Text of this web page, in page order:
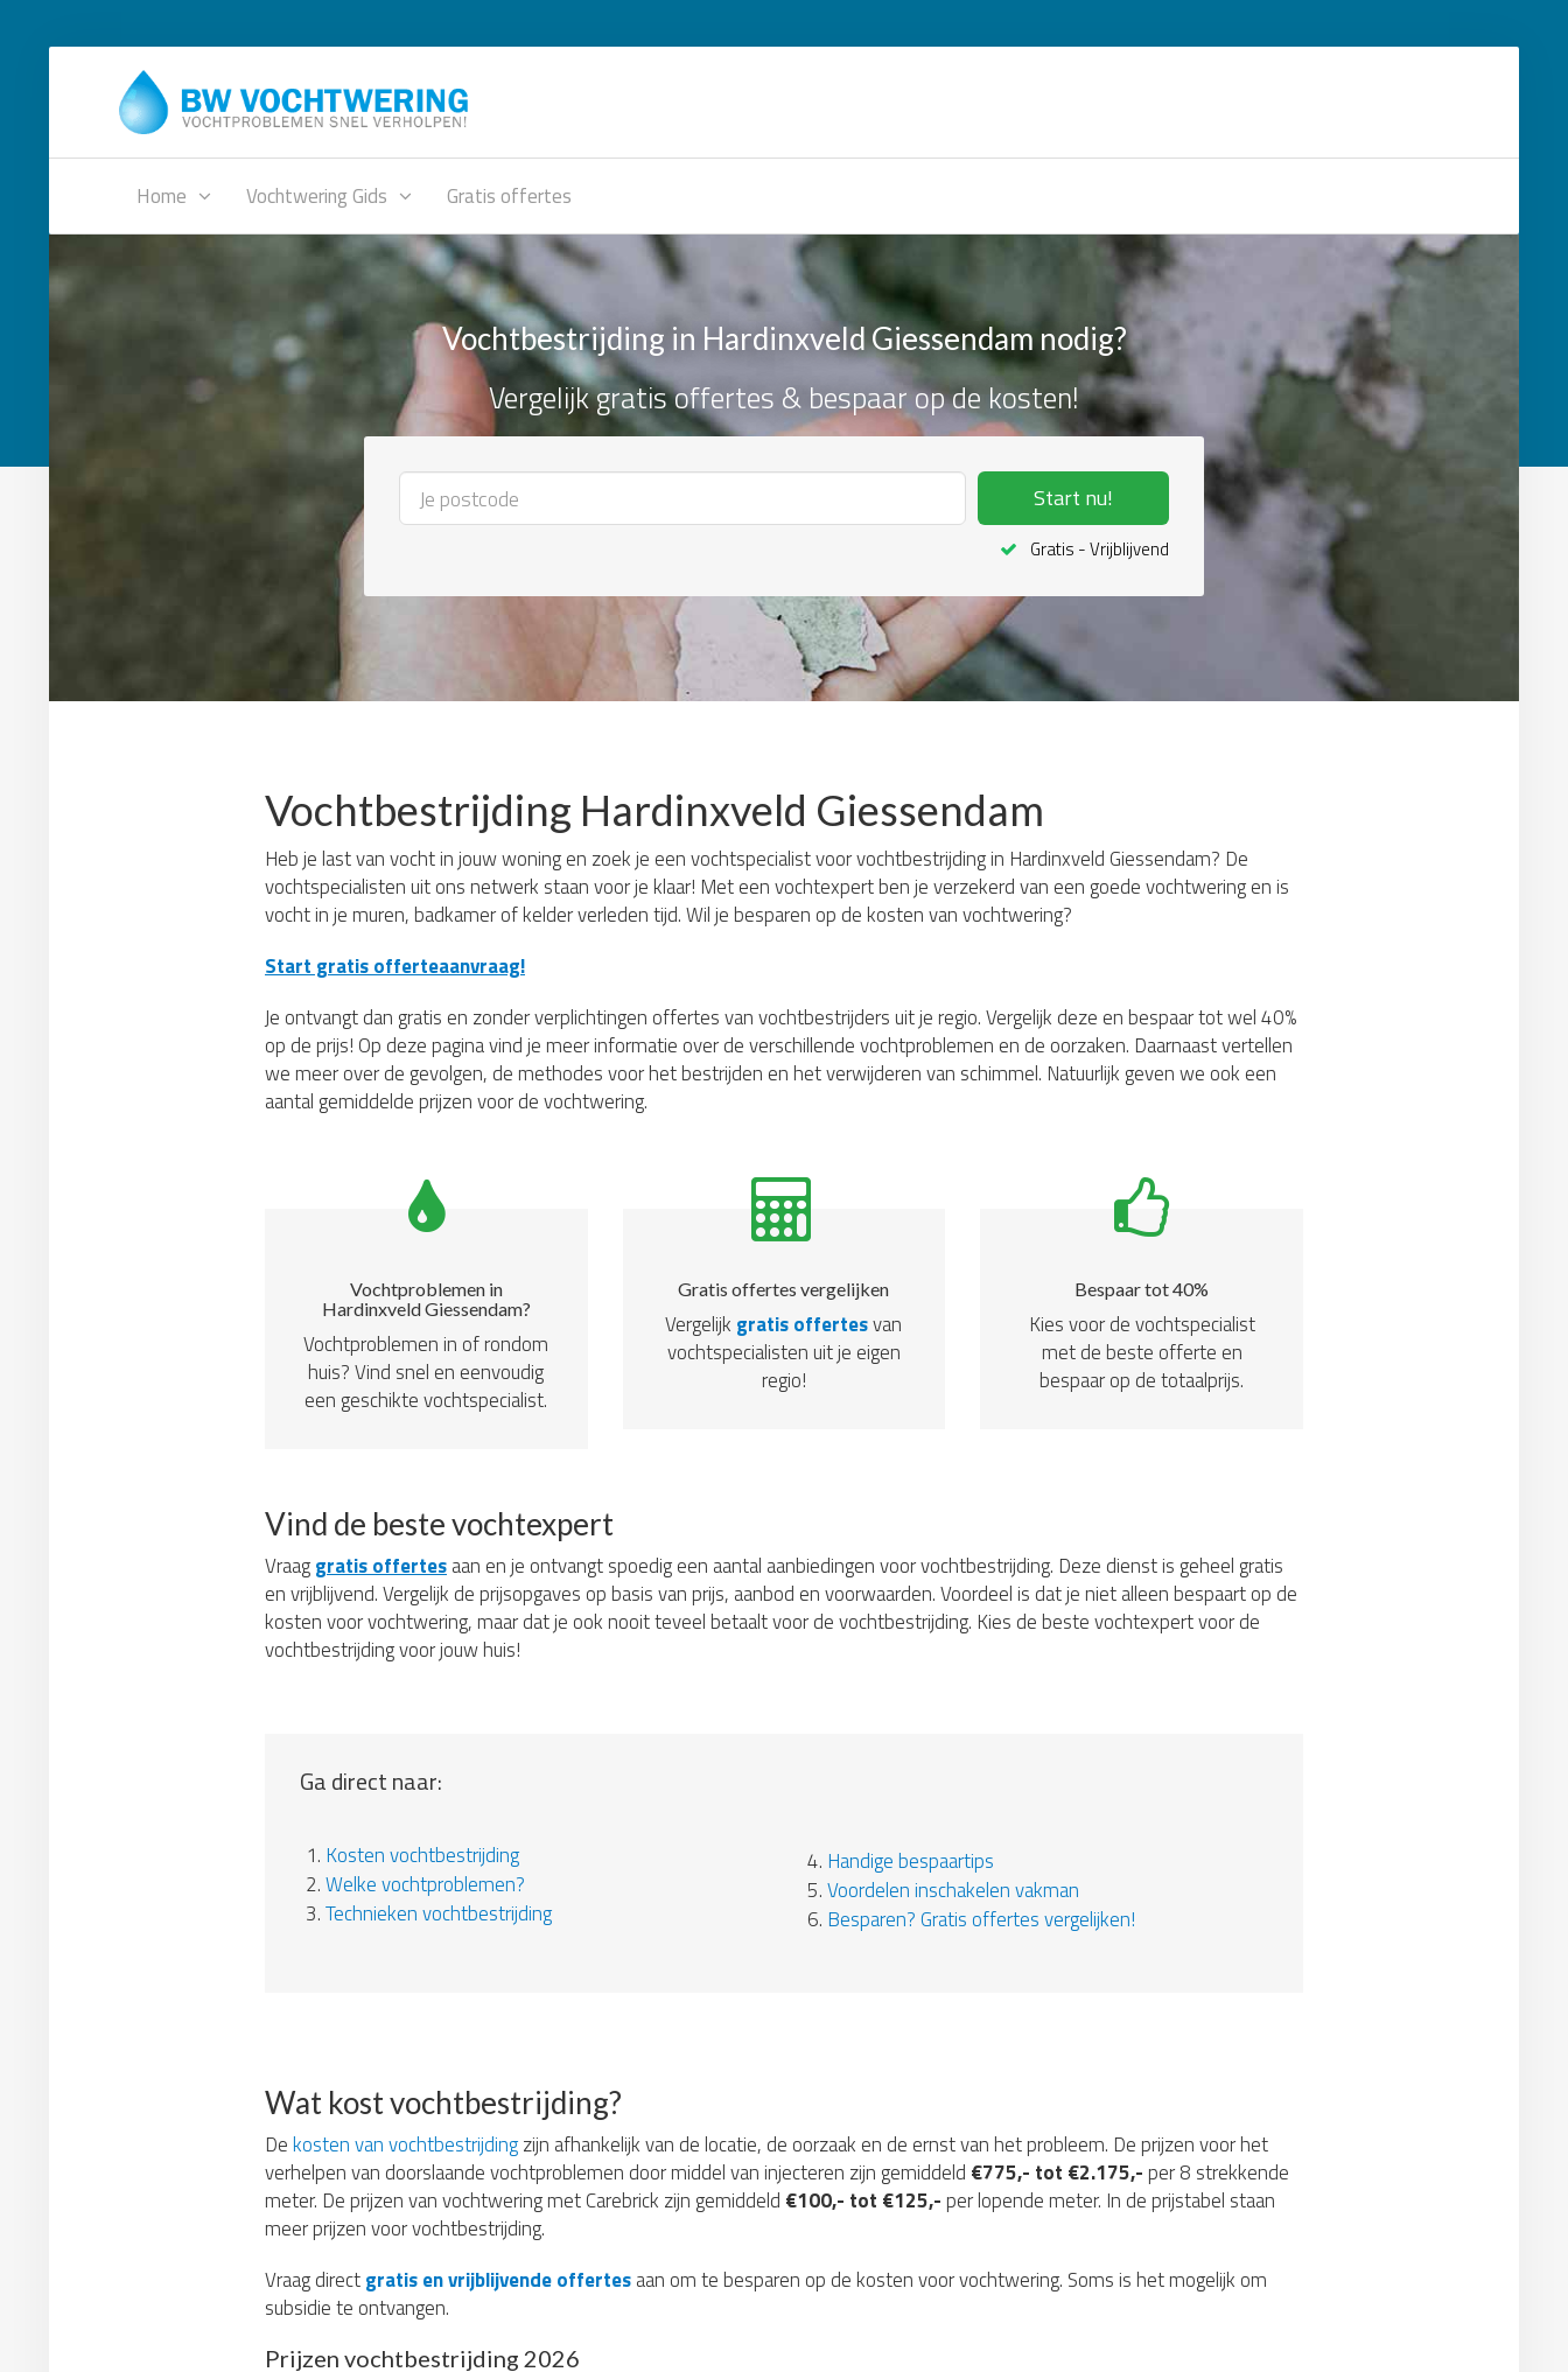
Home Vochtwering Gids Gratis offertes
Vochtbestrijding in Hardinxveld Giessendam nodig?
Vergelijk gratis offertes & bespaar op de kosten!
Start nu!
Gratis - Vrijblijvend
Vochtbestrijding Hardinxveld Giessendam
Heb je last van vocht in jouw woning en zoek je een vochtspecialist voor vochtbestrijding in Hardinxveld Giessendam? De
vochtspecialisten uit ons netwerk staan voor je klaar! Met een vochtexpert ben je verzekerd van een goede vochtwering en is
vocht in je muren, badkamer of kelder verleden tijd. Wil je besparen op de kosten van vochtwering?
Start gratis offerteaanvraag!
Je ontvangt dan gratis en zonder verplichtingen offertes van vochtbestrijders uit je regio. Vergelijk deze en bespaar tot wel 40%
op de prijs! Op deze pagina vind je meer informatie over de verschillende vochtproblemen en de oorzaken. Daarnaast vertellen
we meer over de gevolgen, de methodes voor het bestrijden en het verwijderen van schimmel. Natuurlijk geven we ook een
aantal gemiddelde prijzen voor de vochtwering.
Vochtproblemen in
Hardinxveld Giessendam?
Vochtproblemen in of rondom
huis? Vind snel en eenvoudig
een geschikte vochtspecialist.
Gratis offertes vergelijken
Vergelijk gratis offertesvan
vochtspecialisten uit je eigen
regio!
Bespaar tot 40%
Kies voor de vochtspecialist
met de beste offerte en
bespaar op de totaalprijs.
Vind de beste vochtexpert
Vraaggratis offertesaan en je ontvangt spoedig een aantal aanbiedingen voor vochtbestrijding. Deze dienst is geheel gratis
en vrijblijvend. Vergelijk de prijsopgaves op basis van prijs, aanbod en voorwaarden. Voordeel is dat je niet alleen bespaart op de
kosten voor vochtwering, maar dat je ook nooit teveel betaalt voor de vochtbestrijding. Kies de beste vochtexpert voor de
vochtbestrijding voor jouw huis!
Ga direct naar:
1. Kosten vochtbestrijding
2.Welke vochtproblemen?
3.Technieken vochtbestrijding
4. Handige bespaartips
5.Voordelen inschakelen vakman
6. Besparen? Gratis offertes vergelijken!
Wat kost vochtbestrijding?
Dekosten van vochtbestrijdingzijn afhankelijk van de locatie, de oorzaak en de ernst van het probleem. De prijzen voor het
verhelpen van doorslaande vochtproblemen door middel van injecteren zijn gemiddeld €775,- tot €2.175,- per 8 strekkende
meter. De prijzen van vochtwering met Carebrick zijn gemiddeld €100,- tot €125,- per lopende meter. In de prijstabel staan
meer prijzen voor vochtbestrijding.
Vraag directgratis en vrijblijvende offertesaan om te besparen op de kosten voor vochtwering. Soms is het mogelijk om
subsidie te ontvangen.
Prijzen vochtbestrijding 2026